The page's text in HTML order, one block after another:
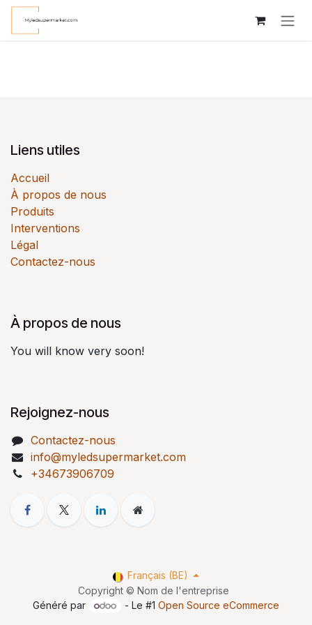
Se rendre au contenu
Liens utiles
Accueil
À propos de nous
Produits
Interventions
Légal
Contactez-nous
À propos de nous
You will know very soon!
Rejoignez-nous
Contactez-nous
info@myledsupermarket.com
+34673906709
Copyright © Nom de l'entreprise
Français (BE)
Généré par - Le #1Open Source eCommerce